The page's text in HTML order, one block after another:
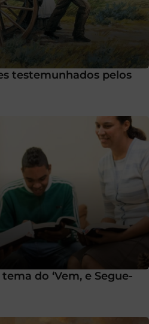
testemunhados pelos
do ‘Vem, e Segue-